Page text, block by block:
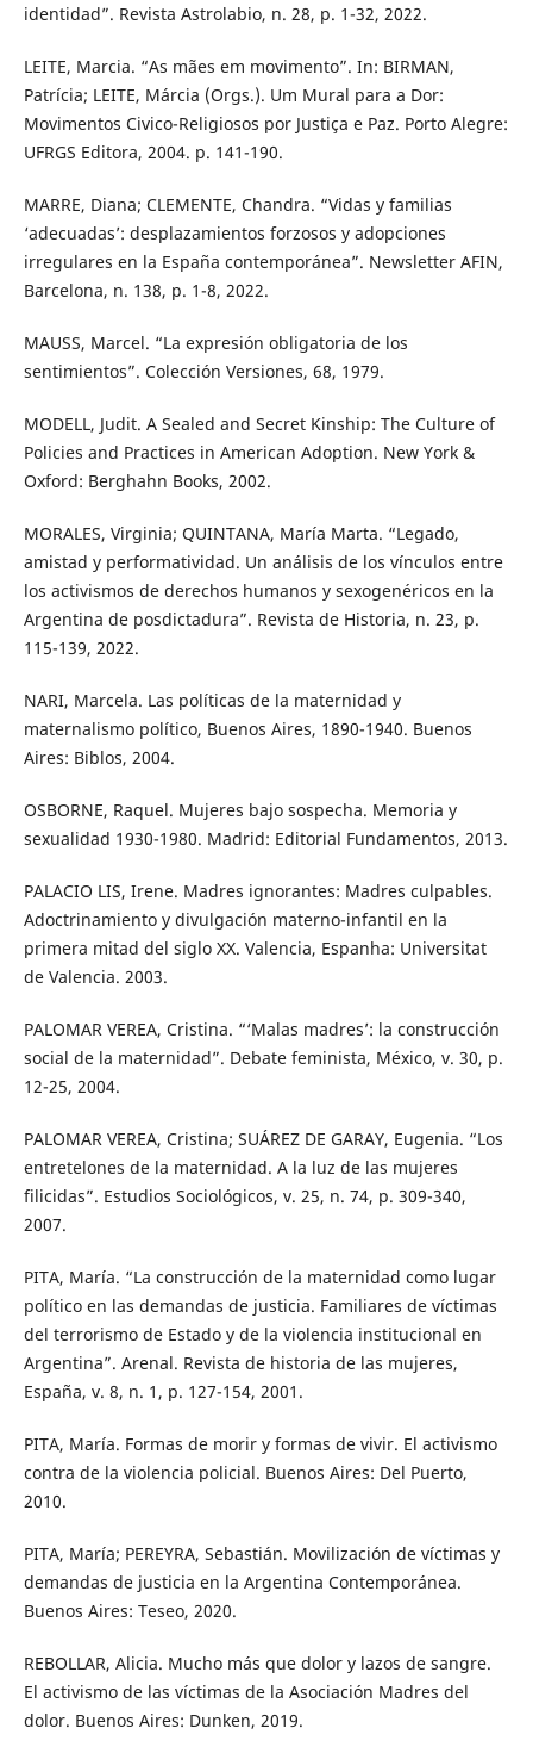
identidad”. Revista Astrolabio, n. 28, p. 1-32, 2022.
LEITE, Marcia. “As mães em movimento”. In: BIRMAN,
Patrícia; LEITE, Márcia (Orgs.). Um Mural para a Dor:
Movimentos Civico-Religiosos por Justiça e Paz. Porto Alegre:
UFRGS Editora, 2004. p. 141-190.
MARRE, Diana; CLEMENTE, Chandra. “Vidas y familias
‘adecuadas’: desplazamientos forzosos y adopciones
irregulares en la España contemporánea”. Newsletter AFIN,
Barcelona, n. 138, p. 1-8, 2022.
MAUSS, Marcel. “La expresión obligatoria de los
sentimientos”. Colección Versiones, 68, 1979.
MODELL, Judit. A Sealed and Secret Kinship: The Culture of
Policies and Practices in American Adoption. New York &
Oxford: Berghahn Books, 2002.
MORALES, Virginia; QUINTANA, María Marta. “Legado,
amistad y performatividad. Un análisis de los vínculos entre
los activismos de derechos humanos y sexogenéricos en la
Argentina de posdictadura”. Revista de Historia, n. 23, p.
115-139, 2022.
NARI, Marcela. Las políticas de la maternidad y
maternalismo político, Buenos Aires, 1890-1940. Buenos
Aires: Biblos, 2004.
OSBORNE, Raquel. Mujeres bajo sospecha. Memoria y
sexualidad 1930-1980. Madrid: Editorial Fundamentos, 2013.
PALACIO LIS, Irene. Madres ignorantes: Madres culpables.
Adoctrinamiento y divulgación materno-infantil en la
primera mitad del siglo XX. Valencia, Espanha: Universitat
de Valencia. 2003.
PALOMAR VEREA, Cristina. “‘Malas madres’: la construcción
social de la maternidad”. Debate feminista, México, v. 30, p.
12-25, 2004.
PALOMAR VEREA, Cristina; SUÁREZ DE GARAY, Eugenia. “Los
entretelones de la maternidad. A la luz de las mujeres
filicidas”. Estudios Sociológicos, v. 25, n. 74, p. 309-340,
2007.
PITA, María. “La construcción de la maternidad como lugar
político en las demandas de justicia. Familiares de víctimas
del terrorismo de Estado y de la violencia institucional en
Argentina”. Arenal. Revista de historia de las mujeres,
España, v. 8, n. 1, p. 127-154, 2001.
PITA, María. Formas de morir y formas de vivir. El activismo
contra de la violencia policial. Buenos Aires: Del Puerto,
2010.
PITA, María; PEREYRA, Sebastián. Movilización de víctimas y
demandas de justicia en la Argentina Contemporánea.
Buenos Aires: Teseo, 2020.
REBOLLAR, Alicia. Mucho más que dolor y lazos de sangre.
El activismo de las víctimas de la Asociación Madres del
dolor. Buenos Aires: Dunken, 2019.